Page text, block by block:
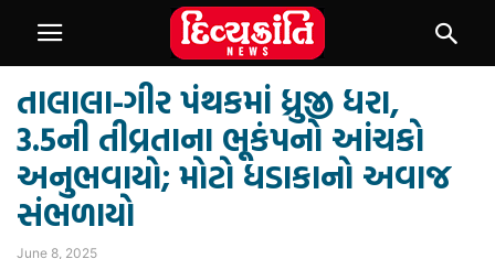
તાલાલા-ગીર પંથકમાં ધ્રુજી ધરા,
3.5ની તીવ્રતાના ભૂકંપનો આંચકો
અનુભવાયો; મોટો ધડાકાનો અવાજ
સંભળાયો
June 8, 2025